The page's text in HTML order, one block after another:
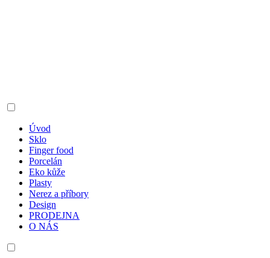
Úvod
Sklo
Finger food
Porcelán
Eko kůže
Plasty
Nerez a příbory
Design
PRODEJNA
O NÁS